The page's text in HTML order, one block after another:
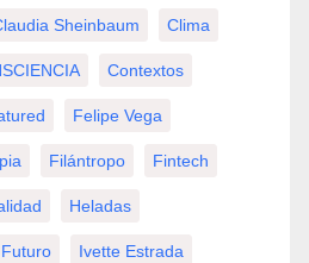
Sheinbaum Clima
Contextos
Felipe Vega
Filántropo Fintech
Heladas
Ivette Estrada